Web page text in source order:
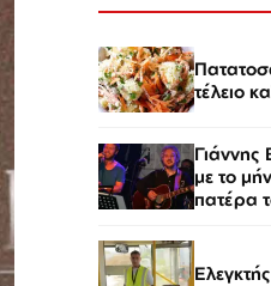
τέλειο
Γιάννης
με το
πατέρα